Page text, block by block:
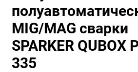
MIG/MAG сварки
SPARKER QUBOX
335